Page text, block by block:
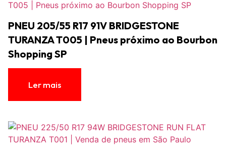
PNEU 205/55 R17 91V BRIDGESTONE
TURANZA T005 | Pneus próximo ao Bourbon
Shopping SP
Ler mais